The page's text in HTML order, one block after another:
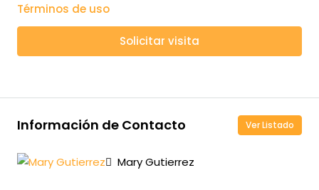
Términos de uso
Solicitar visita
Información de Contacto Ver Listado
Mary Gutierrez